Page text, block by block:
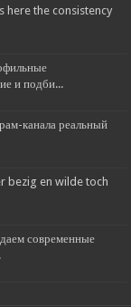
here the consistency
и подби...
канала реальный
bezig en wilde toch
современные